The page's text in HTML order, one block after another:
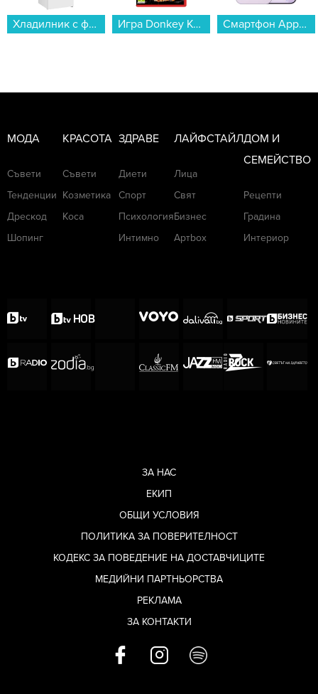
Хладилник с фризер Crown CBN-265W , 253 l, E , No Frost , Бял... Игра Donkey Kong Bananza (NSW2)... Смартфон Apple iPhone 17 512GB Lavender mg6u4 , 512 GB, 8 GB...
МОДА
Съвети
Тенденции
Дрескод
Шопинг
КРАСОТА
Съвети
Козметика
Коса
ЗДРАВЕ
Диети
Спорт
Психология
Интимно
ЛАЙФСТАЙЛ
Лица
Свят
Бизнес
Артbox
ДОМ И
СЕМЕЙСТВО
Рецепти
Градина
Интериор
ЗА НАС
ЕКИП
ОБЩИ УСЛОВИЯ
ПОЛИТИКА ЗА ПОВЕРИТЕЛНОСТ
КОДЕКС ЗА ПОВЕДЕНИЕ НА ДОСТАВЧИЦИТЕ
МЕДИЙНИ ПАРТНЬОРСТВА
РЕКЛАМА
ЗА КОНТАКТИ